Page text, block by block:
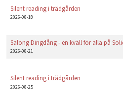
Silent reading i trädgården
2026-08-18
Salong Dingdång - en kväll för alla på
2026-08-21
Silent reading i trädgården
2026-08-25